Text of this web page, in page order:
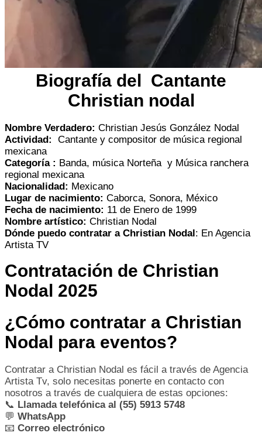
Biografía del Cantante
Christian nodal
Nombre Verdadero: Christian Jesús González Nodal
Actividad: Cantante y compositor de música regional
mexicana
Categoría : Banda, música Norteña y Música ranchera
regional mexicana
Nacionalidad: Mexicano
Lugar de nacimiento: Caborca, Sonora, México
Fecha de nacimiento: 11 de Enero de 1999
Nombre artístico: Christian Nodal
Dónde puedo contratar a Christian Nodal: En Agencia
Artista TV
Contratación de Christian
Nodal 2025
¿Cómo contratar a Christian
Nodal para eventos?
Contratar a Christian Nodal es fácil a través de Agencia
Artista Tv, solo necesitas ponerte en contacto con
nosotros a través de cualquiera de estas opciones:
📞 Llamada telefónica al (55) 5913 5748
💬 WhatsApp
📧 Correo electrónico